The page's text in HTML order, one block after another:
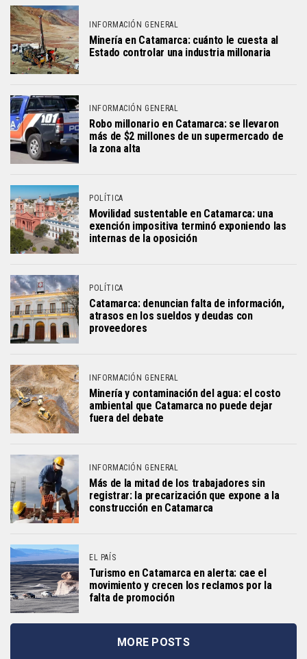
INFORMACIÓN GENERAL
Minería en Catamarca: cuánto le cuesta al
Estado controlar una industria millonaria
INFORMACIÓN GENERAL
Robo millonario en Catamarca: se llevaron
más de $2 millones de un supermercado de
la zona alta
POLÍTICA
Movilidad sustentable en Catamarca: una
exención impositiva terminó exponiendo las
internas de la oposición
POLÍTICA
Catamarca: denuncian falta de información,
atrasos en los sueldos y deudas con
proveedores
INFORMACIÓN GENERAL
Minería y contaminación del agua: el costo
ambiental que Catamarca no puede dejar
fuera del debate
INFORMACIÓN GENERAL
Más de la mitad de los trabajadores sin
registrar: la precarización que expone a la
construcción en Catamarca
EL PAÍS
Turismo en Catamarca en alerta: cae el
movimiento y crecen los reclamos por la
falta de promoción
MORE POSTS